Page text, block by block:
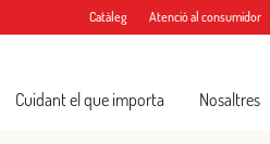
Catàleg Atenció al consumidor
Cuidant el que importa Nosaltres